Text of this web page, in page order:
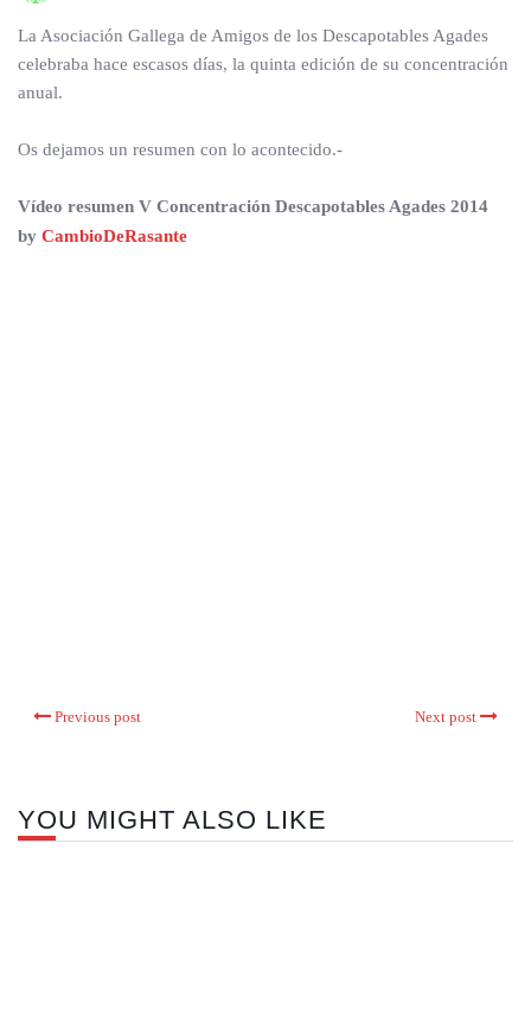
La Asociación Gallega de Amigos de los Descapotables Agades
celebraba hace escasos días, la quinta edición de su concentración
anual.
Os dejamos un resumen con lo acontecido.-
Vídeo resumen V Concentración Descapotables Agades 2014
by CambioDeRasante
Previous post Next post
YOU MIGHT ALSO LIKE